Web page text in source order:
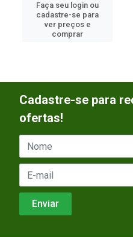
Faça seu login ou
cadastre-se para
ver preços e
comprar
Cadastre-se para
ofertas!